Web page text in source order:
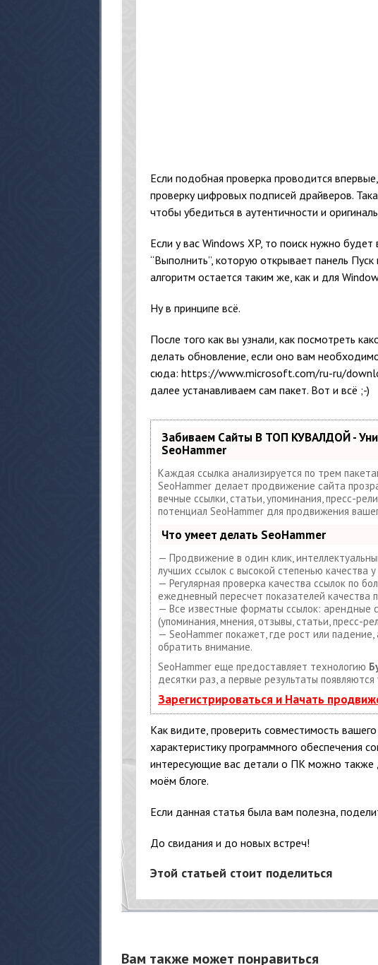
Если подобная проверка проводится
проверку цифровых подписей драйверов.
чтобы убедиться в аутентичности и
Если у вас Windows XP, то поиск нужно
“Выполнить”, которую открывает панель
алгоритм остается таким же, как и для
Ну в принципе всё.
После того как вы узнали, как посмотреть
делать обновление, если оно вам
сюда: https://www.microsoft.com/ru-ru/
далее устанавливаем сам пакет. Вот и всё ;-)
Забиваем Сайты В ТОП КУВАЛДОЙ -
SeoHammer
Каждая ссылка анализируется по трем
SeoHammer делает продвижение сайта
вечные ссылки, статьи, упоминания, пресс-
потенциал SeoHammer для продвижения
Что умеет делать SeoHammer
— Продвижение в один клик,
лучших ссылок с высокой степенью качества
— Регулярная проверка качества ссылок по
ежедневный пересчет показателей качества
— Все известные форматы ссылок: арендные
(упоминания, мнения, отзывы, статьи, пресс-
— SeoHammer покажет, где рост или
обратить внимание.
SeoHammer еще предоставляет технологию
десятки раз, а первые результаты
Зарегистрироваться и Начать
Как видите, проверить совместимость
характеристику программного обеспечения
интересующие вас детали о ПК можно также
моём блоге.
Если данная статья была вам полезна,
До свидания и до новых встреч!
Этой статьей стоит поделиться
Вам также может понравиться